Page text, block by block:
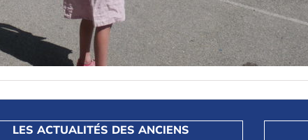
LES ACTUALITÉS DES ANCIENS